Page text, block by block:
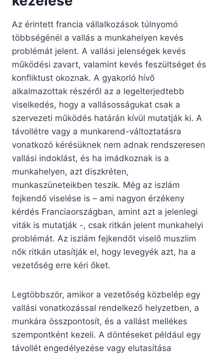
Az érintett francia vállalkozások túlnyomó
többségénél a vallás a munkahelyen kevés
problémát jelent. A vallási jelenségek kevés
működési zavart, valamint kevés feszültséget és
konfliktust okoznak. A gyakorló hívő
alkalmazottak részéről az a legelterjedtebb
viselkedés, hogy a vallásosságukat csak a
szervezeti működés határán kívül mutatják ki. A
távollétre vagy a munkarend-változtatásra
vonatkozó kérésüknek nem adnak rendszeresen
vallási indoklást, és ha imádkoznak is a
munkahelyen, azt diszkréten,
munkaszüneteikben teszik. Még az iszlám
fejkendő viselése is – ami nagyon érzékeny
kérdés Franciaországban, amint azt a jelenlegi
viták is mutatják -, csak ritkán jelent munkahelyi
problémát. Az iszlám fejkendőt viselő muszlim
nők ritkán utasítják el, hogy levegyék azt, ha a
vezetőség erre kéri őket.
Legtöbbször, amikor a vezetőség közbelép egy
vallási vonatkozással rendelkező helyzetben, a
munkára összpontosít, és a vallást mellékes
szempontként kezeli. A döntéseket például egy
távollét engedélyezése vagy elutasítása